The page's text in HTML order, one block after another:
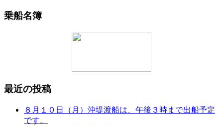
乗船名簿
最近の投稿
８月１０日（月）沖堤渡船は、午後３時まで出船予定
です。